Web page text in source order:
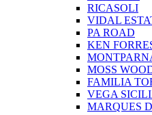
RICASOLI
VIDAL
PA ROAD
KEN
MOSS
FAMILIA
VEGA
MARQUES